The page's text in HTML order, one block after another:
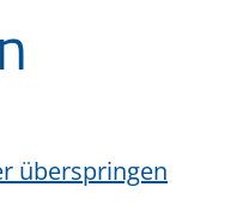
überspringen